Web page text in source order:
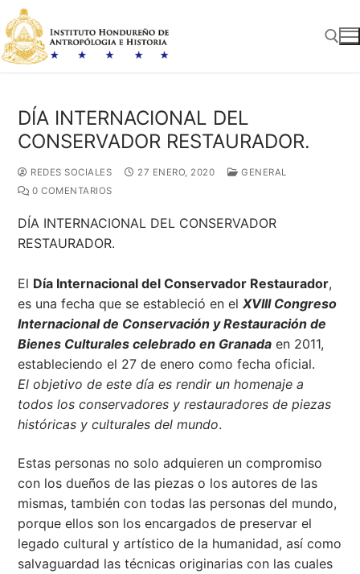
al
contenido
DÍA INTERNACIONAL DEL
CONSERVADOR RESTAURADOR.
REDES SOCIALES 27 ENERO, 2020
GENERAL
0 COMENTARIOS
DÍA INTERNACIONAL DEL CONSERVADOR
RESTAURADOR.
El Día Internacional del Conservador Restaurador,
es una fecha que se estableció en elXVIII Congreso
Internacional de Conservación y Restauración de
Bienes Culturales celebrado en Granada en 2011,
estableciendo el 27 de enero como fecha oficial.
El objetivo de este día es rendir un homenaje a
todos los conservadores y restauradores de piezas
históricas y culturales del mundo.
Estas personas no solo adquieren un compromiso
con los dueños de las piezas o los autores de las
mismas, también con todas las personas del mundo,
porque ellos son los encargados de preservar el
legado cultural y artístico de la humanidad, así como
salvaguardad las técnicas originarias con las cuales